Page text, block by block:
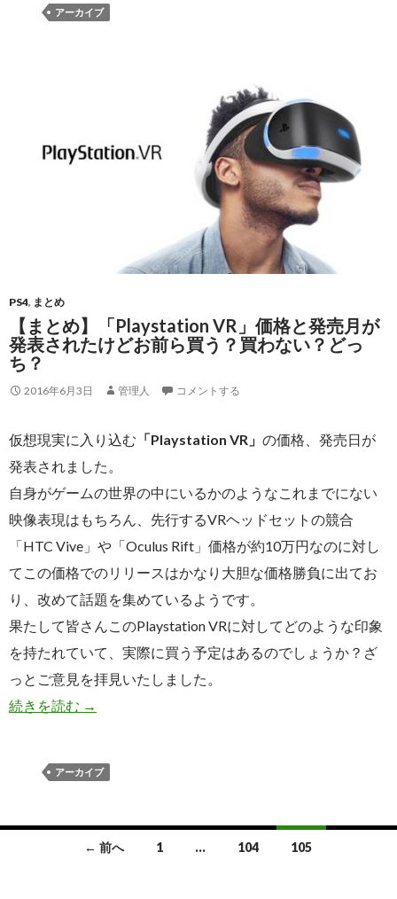
アーカイブ
PS4, まとめ
【まとめ】「Playstation VR」価格と発売月が
発表されたけどお前ら買う？買わない？どっ
ち？
2016年6月3日 管理人 コメントする
仮想現実に入り込む 「Playstation VR」 の価格、発売日が
発表されました。
自身がゲームの世界の中にいるかのようなこれまでにない
映像表現はもちろん、先行するVRヘッドセットの競合
「HTC Vive」や「Oculus Rift」価格が約10万円なのに対し
てこの価格でのリリースはかなり大胆な価格勝負に出てお
り、改めて話題を集めているようです。
果たして皆さんこのPlaystation VRに対してどのような印象
を持たれていて、実際に買う予定はあるのでしょうか？ざ
っとご意見を拝見いたしました。
続きを読む 【まとめ】「Playstation VR」価格と発売月が
→
アーカイブ
← 前へ 1 … 104 105